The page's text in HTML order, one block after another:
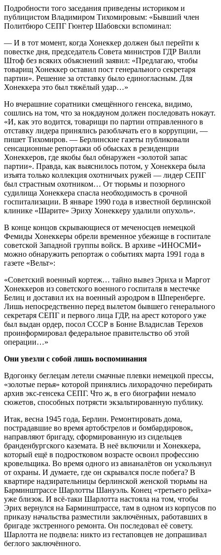
Подробности того заседания приведены историком и
публицистом Владимиром Тихомировым: «Бывший член
Политбюро СЕПГ Гюнтер Шабовски вспоминал:
— И в тот момент, когда Хонеккер должен был перейти к
повестке дня, председатель Совета министров ГДР Вилли
Штоф без всяких объяснений заявил: «Предлагаю, чтобы
товарищ Хонеккер оставил пост генерального секретаря
партии». Решение за отставку было единогласным. Для
Хонеккера это был тяжёлый удар…»
Но вчерашние соратники смещённого генсека, видимо,
сошлись на том, что за нокдауном должен последовать нокаут.
«И, как это водится, товарищи по партии отправленного в
отставку лидера принялись разоблачать его в коррупции, —
пишет Тихомиров. — Берлинские газеты публиковали
сенсационные репортажи об обысках в резиденции
Хонеккеров, где якобы был обнаружен «золотой запас
партии». Правда, как выяснилось потом, у Хонеккера была
изъята только коллекция охотничьих ружей — лидер СЕПГ
был страстным охотником… От тюрьмы и позорного
судилища Хонеккера спасла необходимость в срочной
госпитализации. В январе 1990 года в известной берлинской
клинике «Шарите» Эриху Хонеккеру удалили опухоль».
В конце концов скрывающиеся от меченосцев немецкой
Фемиды Хонеккеры обрели временное убежище в госпитале
советской Западной группы войск. В архиве «ИНОСМИ»
можно обнаружить репортаж о событиях марта 1991 года в
газете «Вельт»:
«Советский военный кортеж… тайно вывез Эриха и Маргот
Хонеккеров из советского военного госпиталя в местечке
Белиц и доставил их на военный аэродром в Шперенберге.
Лишь непосредственно перед вылетом бывшего генерального
секретаря СЕПГ и первого лица ГДР, на арест которого уже
был выдан ордер, посол СССР в Бонне Владислав Терехов
проинформировал федеральное правительство об этой
операции…»
Они увезли с собой лишь воспоминания
Вдогонку беглецам летели смачные плевки немецкой прессы,
«золотые перья» которой принялись лихорадочно перебирать
архив экс-генсека СЕПГ. Что ж, в его биографии немало
сюжетов, способных потрясти экзальтированную публику.
Итак, весна 1945 года, Берлин. Ремонтировать дома,
пострадавшие во время артобстрелов и бомбардировок,
направляют бригаду, сформированную из сидельцев
бранденбургского каземата. В неё включили и Хонеккера,
который ещё в подростковом возрасте освоил профессию
кровельщика. Во время одного из авианалётов он ускользнул
от охраны. И думаете, где он скрывался после побега? В
квартире надзирательницы берлинской женской тюрьмы на
Барминштрассе Шарлотты Шануэль. Конец «третьего рейха»
уже близок. И всё-таки Шарлотта настояла на том, чтобы
Эрих вернулся на Барминштрассе, там в одном из корпусов по
приказу начальства разместили заключённых, работавших в
бригаде экстренного ремонта. Он последовал её совету.
Шарлотта не подвела: никто из гестаповцев не допрашивал
беглого заключённого.